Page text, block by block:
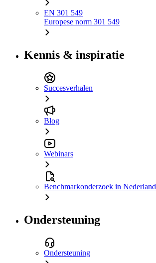
EN 301 549
Europese norm 301 549
Kennis & inspiratie
Succesverhalen
Blog
Webinars
Benchmarkonderzoek in Nederland
Ondersteuning
Ondersteuning